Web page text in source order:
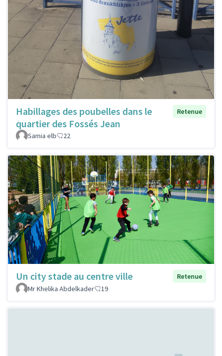
Habillages des poubelles dans le
quartier des Fossés Jean
Retenue
Samia elb 22
Un city stade au centre ville
Retenue
Mr Khelika Abdelkader
19